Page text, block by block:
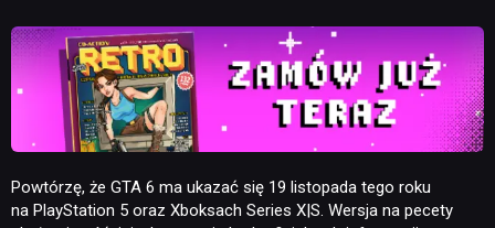
RETRO
TECHNOLOGIE
DYSKUSJE
Powtórzę, że GTA 6 ma ukazać się 19 listopada tego roku
na PlayStation 5 oraz Xboksach Series X|S. Wersja na pecety